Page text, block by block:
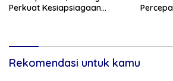
Perkuat Kesiapsiagaan
Rekomendasi untuk kamu